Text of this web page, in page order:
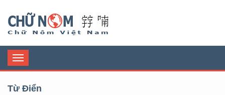
Toggle
navigation
Từ Điển